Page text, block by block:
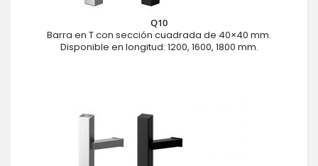
Q10
Barra en T con sección cuadrada de 40×40 mm.
Disponible en longitud: 1200, 1600, 1800 mm.